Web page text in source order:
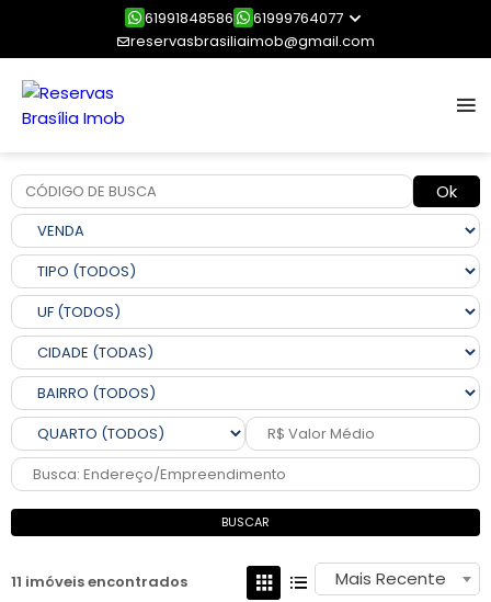
61991848586
61999764077
reservasbrasiliaimob@gmail.com
Ok
BUSCAR
11 imóveis encontrados Mais Recente